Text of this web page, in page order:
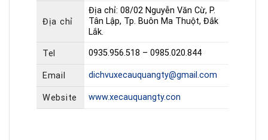
Địa chỉ
Địa chỉ: 08/02 Nguyễn Văn Cừ, P.
Tân Lập, Tp. Buôn Ma Thuột, Đắk
Lắk.
Tel 0935.956.518 – 0985.020.844
Email dichvuxecauquangty@gmail.com
Website www.xecauquangty.con